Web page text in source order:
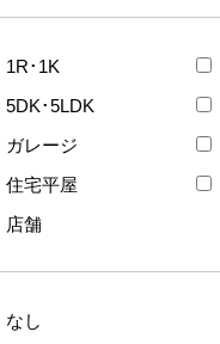
1R･1K
5DK･5LDK
ガレージ
住宅平屋
店舗
なし